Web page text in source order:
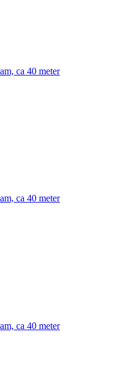
ca 40 meter
ca 40 meter
ca 40 meter